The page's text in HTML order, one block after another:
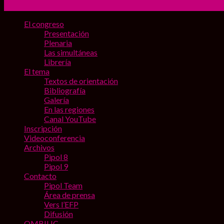
El congreso
Presentación
Plenaria
Las simultáneas
Librería
El tema
Textos de orientación
Bibliografía
Galería
En las regiones
Canal YouTube
Inscripción
Videoconferencia
Archivos
Pipol 8
Pipol 9
Contacto
Pipol Team
Área de prensa
Vers l’EFP
Difusión